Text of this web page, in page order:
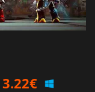
3.22€